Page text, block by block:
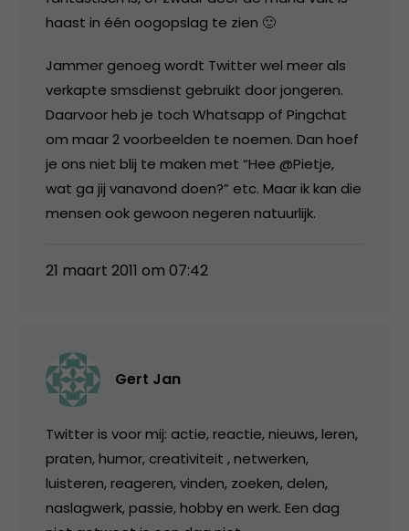
haast in één oogopslag te zien 🙂
Jammer genoeg wordt Twitter wel meer als
verkapte smsdienst gebruikt door jongeren.
Daarvoor heb je toch Whatsapp of Pingchat
om maar 2 voorbeelden te noemen. Dan hoef
je ons niet blij te maken met “Hee @Pietje,
wat ga jij vanavond doen?” etc. Maar ik kan die
mensen ook gewoon negeren natuurlijk.
21 maart 2011 om 07:42
Gert Jan
Twitter is voor mij: actie, reactie, nieuws, leren,
praten, humor, creativiteit , netwerken,
luisteren, reageren, vinden, zoeken, delen,
naslagwerk, passie, hobby en werk. Een dag